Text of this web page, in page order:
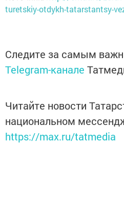
turetskiy-otdykh-tatarstantsy-
Следите за самым
Telegram-канале
Читайте новости
национальном
https://max.ru/tatmedia